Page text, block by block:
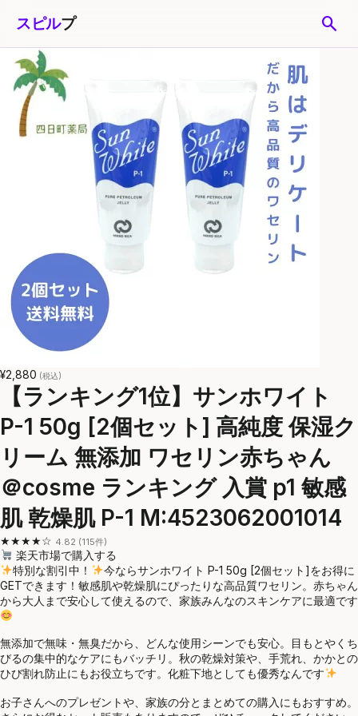
スピルプ search
¥2,880 (税込)
【ランキング1位】サンホワイト
P-1 50g [2個セット] 高純度 保湿ク
リーム 無添加 ワセリン赤ちゃん
＠cosme ランキング 入賞 p1 敏感
肌 乾燥肌 P-1 M:4523062001014
★★★★☆ 4.82 (115件)
楽天市場で購入する
特別な割引中！
今ならサンホワイト P-1 50g [2個セット]をお得に
GETできます！敏感肌や乾燥肌にぴったりな高品質ワセリン。赤ちゃん
から大人まで安心して使えるので、家族みんなのスキンケアに最適です
無添加で無味・無臭だから、どんな使用シーンでも安心。目もとやくち
びるの集中的なケアにもバッチリ。秋の乾燥対策や、手荒れ、かかとの
ひび割れ防止にもお役立ちです。化粧下地としても優秀なんです
お子さんへのプレゼントや、家族の分とまとめての購入にもおすすめ。